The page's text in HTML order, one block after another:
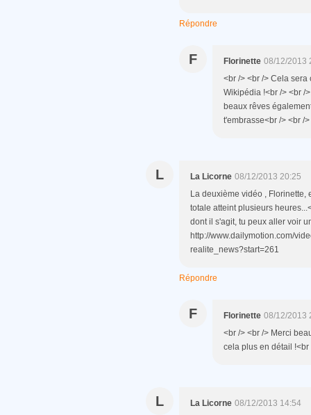
Répondre
F Florinette 08/12/2013
<br /> <br /> Cela
Wikipédia !<br /> <br /
beaux rêves
t'embrasse<br /> <br /
L La Licorne 08/12/2013 20:25
La deuxième vidéo , Florinette,
totale atteint plusieurs
dont il s'agit, tu peux aller voir
http://www.dailymotion.com/
realite_news?start=261
Répondre
F Florinette 08/12/2013
<br /> <br /> Merci
cela plus en détail !<br
L La Licorne 08/12/2013 14:54